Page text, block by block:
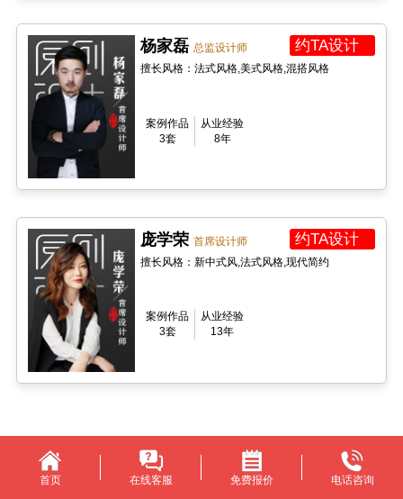
杨家磊 总监设计师 约TA设计
擅长风格：法式风格,美式风格,混搭风格
案例作品
3套
从业经验
8年
庞学荣首席设计师 约TA设计
擅长风格：新中式风,法式风格,现代简约
案例作品
3套
从业经验
13年
首页 在线客服 免费报价 电话咨询